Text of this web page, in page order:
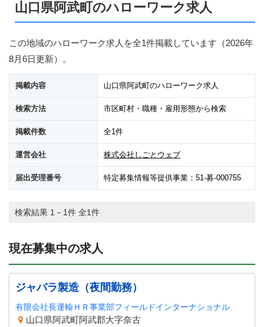
山口県阿武町のハローワーク求人
この地域のハローワーク求人を全1件掲載しています（2026年
8月6日更新）。
掲載内容 山口県阿武町のハローワーク求人
検索方法 市区町村・職種・雇用形態から検索
掲載件数 全1件
運営会社 株式会社しごとウェブ
届出受理番号 特定募集情報等提供事業：51-募-000755
検索結果 1－1件 全1件
現在募集中の求人
ジャバラ製造（夜間勤務）
有限会社長運輸ＨＲ事業部フィールドインターナショナル
山口県阿武町阿武郡大字奈古